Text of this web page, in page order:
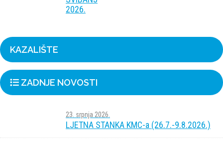
2026.
KAZALIŠTE
ZADNJE NOVOSTI
23. srpnja 2026.
LJETNA STANKA KMC-a (26.7.-9.8.2026.)